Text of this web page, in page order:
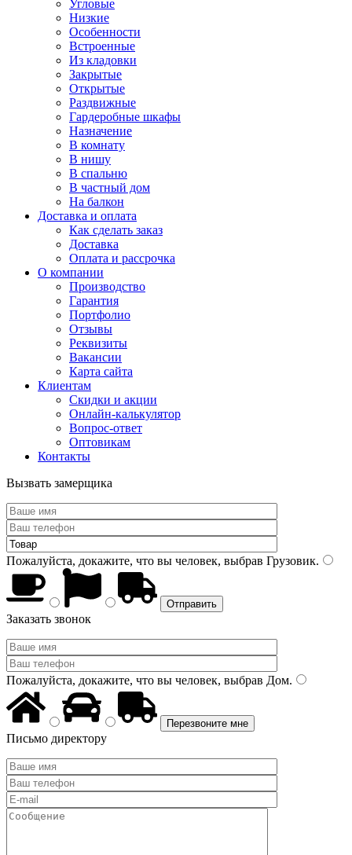
Угловые
Низкие
Особенности
Встроенные
Из кладовки
Закрытые
Открытые
Раздвижные
Гардеробные шкафы
Назначение
В комнату
В нишу
В спальню
В частный дом
На балкон
Доставка и оплата
Как сделать заказ
Доставка
Оплата и рассрочка
О компании
Производство
Гарантия
Портфолио
Отзывы
Реквизиты
Вакансии
Карта сайта
Клиентам
Скидки и акции
Онлайн-калькулятор
Вопрос-ответ
Оптовикам
Контакты
Вызвать замерщика
Пожалуйста, докажите, что вы человек, выбрав Грузовик.
Заказать звонок
Пожалуйста, докажите, что вы человек, выбрав Дом.
Письмо директору